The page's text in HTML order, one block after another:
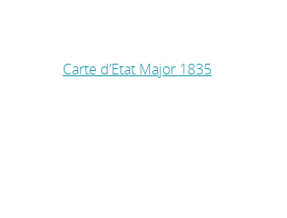
Carte d’Etat Major 1835